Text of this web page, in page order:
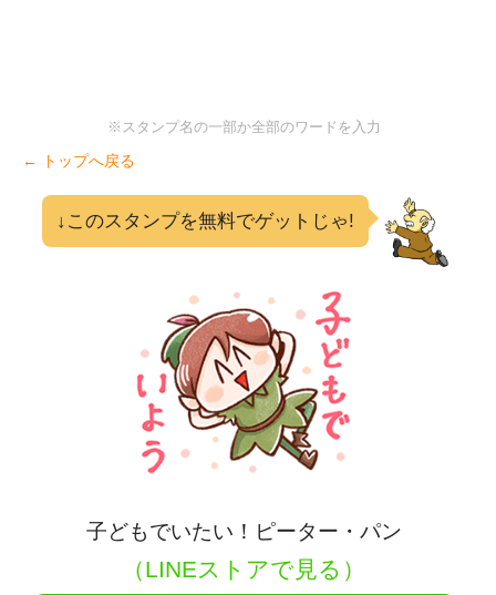
※スタンプ名の一部か全部のワードを入力
← トップへ戻る
↓このスタンプを無料でゲットじゃ!
子どもでいたい！ピーター・パン
（LINEストアで見る）